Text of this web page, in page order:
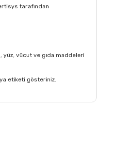
tarafından
yüz, vücut ve gıda maddeleri
etiketi gösteriniz.